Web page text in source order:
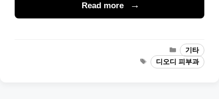
Read more
Categories
기타
Tags디오디 피부과